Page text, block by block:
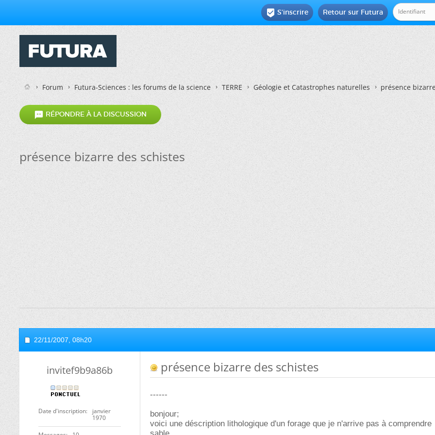
Retour sur Futura
 S'inscrire
Forum Futura-Sciences : les forums de la science TERRE Géologie et Catastrophes naturelles présence
 RÉPONDRE À LA DISCUSSION
présence bizarre des schistes
22/11/2007, 08h20
invitef9b9a86b
Date d'inscription
janvier
1970
présence bizarre des schistes
------
bonjour;
voici une déscription lithologique d'un forage que je n'arrive pas à comprendre